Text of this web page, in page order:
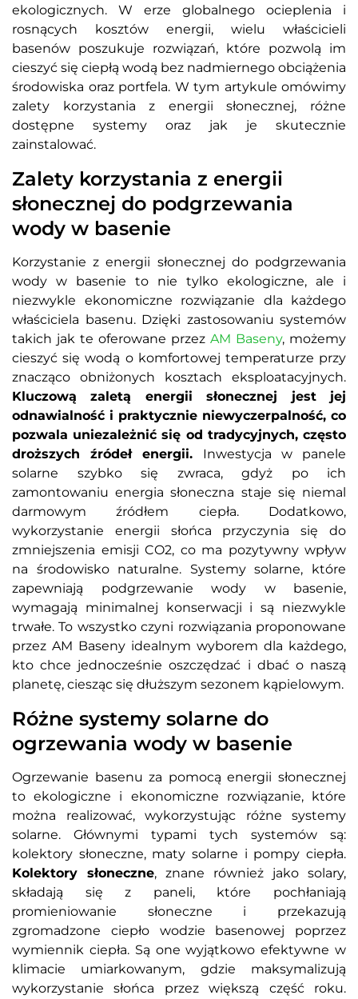
ekologicznych. W erze globalnego ocieplenia i
rosnących kosztów energii, wielu właścicieli
basenów poszukuje rozwiązań, które pozwolą im
cieszyć się ciepłą wodą bez nadmiernego obciążenia
środowiska oraz portfela. W tym artykule omówimy
zalety korzystania z energii słonecznej, różne
dostępne systemy oraz jak je skutecznie
zainstalować.
Zalety korzystania z energii
słonecznej do podgrzewania
wody w basenie
Korzystanie z energii słonecznej do podgrzewania
wody w basenie to nie tylko ekologiczne, ale i
niezwykle ekonomiczne rozwiązanie dla każdego
właściciela basenu. Dzięki zastosowaniu systemów
takich jak te oferowane przez AM Baseny, możemy
cieszyć się wodą o komfortowej temperaturze przy
znacząco obniżonych kosztach eksploatacyjnych.
Kluczową zaletą energii słonecznej jest jej
odnawialność i praktycznie niewyczerpalność, co
pozwala uniezależnić się od tradycyjnych, często
droższych źródeł energii. Inwestycja w panele
solarne szybko się zwraca, gdyż po ich
zamontowaniu energia słoneczna staje się niemal
darmowym źródłem ciepła. Dodatkowo,
wykorzystanie energii słońca przyczynia się do
zmniejszenia emisji CO2, co ma pozytywny wpływ
na środowisko naturalne. Systemy solarne, które
zapewniają podgrzewanie wody w basenie,
wymagają minimalnej konserwacji i są niezwykle
trwałe. To wszystko czyni rozwiązania proponowane
przez AM Baseny idealnym wyborem dla każdego,
kto chce jednocześnie oszczędzać i dbać o naszą
planetę, ciesząc się dłuższym sezonem kąpielowym.
Różne systemy solarne do
ogrzewania wody w basenie
Ogrzewanie basenu za pomocą energii słonecznej
to ekologiczne i ekonomiczne rozwiązanie, które
można realizować, wykorzystując różne systemy
solarne. Głównymi typami tych systemów są:
kolektory słoneczne, maty solarne i pompy ciepła.
Kolektory słoneczne, znane również jako solary,
składają się z paneli, które pochłaniają
promieniowanie słoneczne i przekazują
zgromadzone ciepło wodzie basenowej poprzez
wymiennik ciepła. Są one wyjątkowo efektywne w
klimacie umiarkowanym, gdzie maksymalizują
wykorzystanie słońca przez większą część roku.